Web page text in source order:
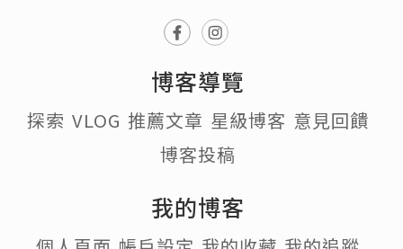
發佈於 2021.11.24
身體好多時會因為血液循環減慢，坐姿不正確等情況
讓身體乳酸積聚、疲勞上升，就會感到周身唔舒服，